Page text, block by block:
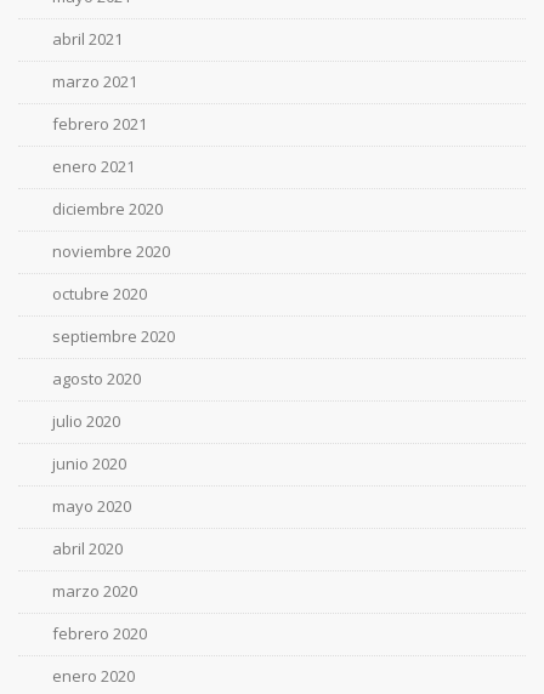
abril 2021
marzo 2021
febrero 2021
enero 2021
diciembre 2020
noviembre 2020
octubre 2020
septiembre 2020
agosto 2020
julio 2020
junio 2020
mayo 2020
abril 2020
marzo 2020
febrero 2020
enero 2020